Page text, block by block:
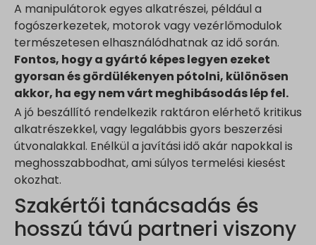
A manipulátorok egyes alkatrészei, például a
fogószerkezetek, motorok vagy vezérlőmodulok
természetesen elhasználódhatnak az idő során.
Fontos, hogy a gyártó képes legyen ezeket
gyorsan és gördülékenyen pótolni, különösen
akkor, ha egy nem várt meghibásodás lép fel.
A jó beszállító rendelkezik raktáron elérhető kritikus
alkatrészekkel, vagy legalábbis gyors beszerzési
útvonalakkal. Enélkül a javítási idő akár napokkal is
meghosszabbodhat, ami súlyos termelési kiesést
okozhat.
Szakértői tanácsadás és
hosszú távú partneri viszony